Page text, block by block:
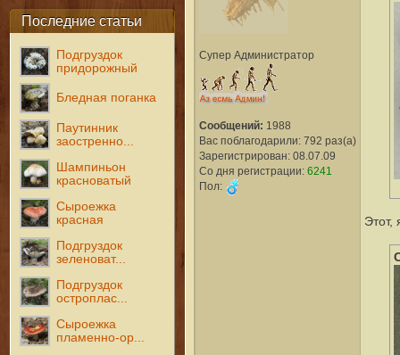
Последние статьи
Подгруздок
придорожный
Бледная поганка
Паутинник
заостренно...
Шампиньон
красноватый
Сыроежка
красная
Подгруздок
зеленоват...
Подгруздок
остроплас...
Сыроежка
пламенно-ор...
Супер Администратор
Сообщений: 1988
Вас поблагодарили: 792 раз(а)
Зарегистрирован: 08.07.09
Со дня регистрации: 6241
Пол:
Этот,